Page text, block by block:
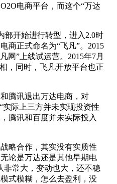
电商平台，而这个“万达
开始进行转型，进入2.0时
商正式命名为“飞凡”。2015
网”上线试运营。2015年7月
，同时，飞凡开放平台也正
讯退出万达电商，对
实际上三方并未实现投资性
腾讯和百度并未实际投入
合作，其实没有实质性
论是万达还是其他早期电
非常大，变动也大，还不稳
式模糊，怎么去盈利，没